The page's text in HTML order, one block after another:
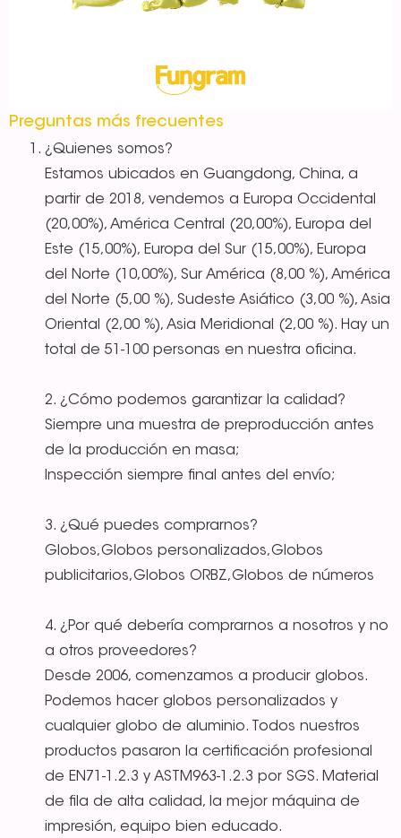
Preguntas más frecuentes
¿Quienes somos?
Estamos ubicados en Guangdong, China, a
partir de 2018, vendemos a Europa Occidental
(20,00%), América Central (20,00%), Europa del
Este (15,00%), Europa del Sur (15,00%), Europa
del Norte (10,00%), Sur América (8,00 %), América
del Norte (5,00 %), Sudeste Asiático (3,00 %), Asia
Oriental (2,00 %), Asia Meridional (2,00 %). Hay un
total de 51-100 personas en nuestra oficina.
2. ¿Cómo podemos garantizar la calidad?
Siempre una muestra de preproducción antes
de la producción en masa;
Inspección siempre final antes del envío;
3. ¿Qué puedes comprarnos?
Globos,Globos personalizados,Globos
publicitarios,Globos ORBZ,Globos de números
4. ¿Por qué debería comprarnos a nosotros y no
a otros proveedores?
Desde 2006, comenzamos a producir globos.
Podemos hacer globos personalizados y
cualquier globo de aluminio. Todos nuestros
productos pasaron la certificación profesional
de EN71-1.2.3 y ASTM963-1.2.3 por SGS. Material
de fila de alta calidad, la mejor máquina de
impresión, equipo bien educado.